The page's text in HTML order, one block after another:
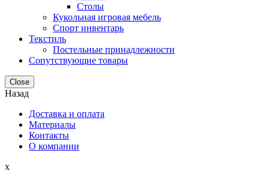
Столы
Кукольная игровая мебель
Спорт инвентарь
Текстиль
Постельные принадлежности
Сопутствующие товары
Close
Назад
Доставка и оплата
Материалы
Контакты
О компании
x